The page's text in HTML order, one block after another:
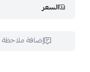
السعر
إضافة ملاحظة